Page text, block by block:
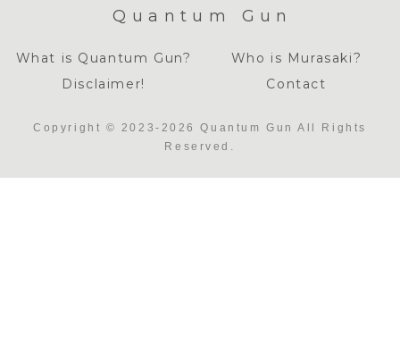
Quantum Gun
What is Quantum Gun?
Who is Murasaki?
Disclaimer!
Contact
Copyright © 2023-2026 Quantum Gun All Rights
Reserved.